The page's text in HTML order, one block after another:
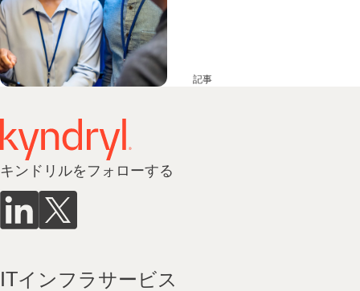
記事
キンドリルをフォローする
ITインフラサービス